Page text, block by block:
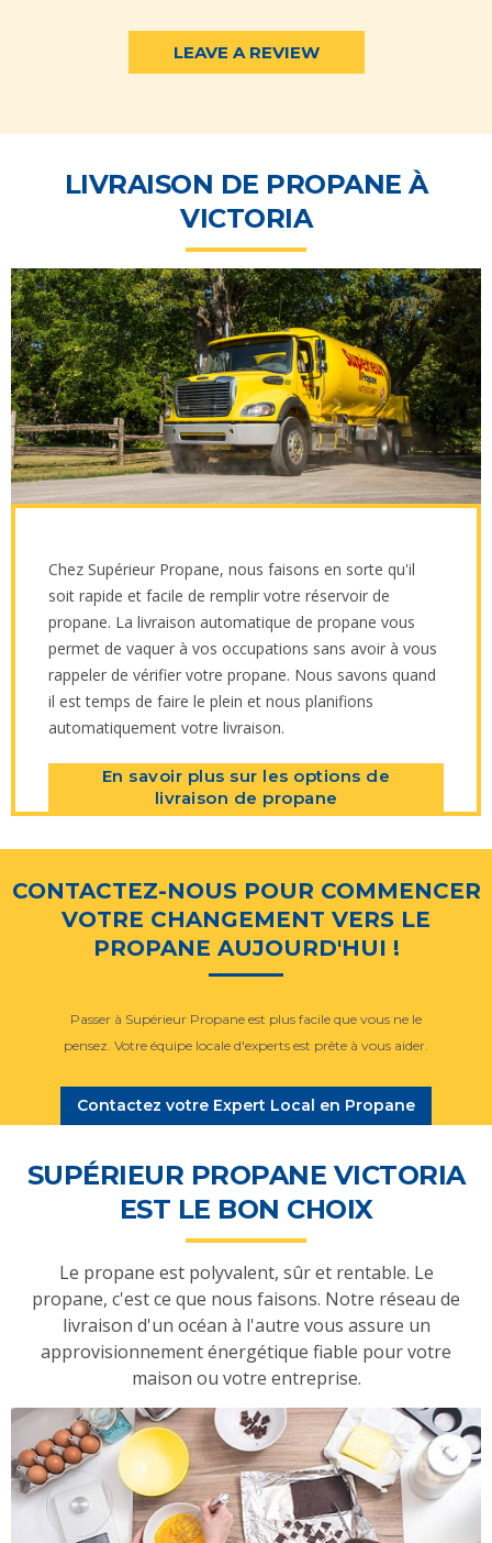
LEAVE A REVIEW
LIVRAISON DE PROPANE À
VICTORIA
Chez Supérieur Propane, nous faisons en sorte qu'il
soit rapide et facile de remplir votre réservoir de
propane. La livraison automatique de propane vous
permet de vaquer à vos occupations sans avoir à vous
rappeler de vérifier votre propane. Nous savons quand
il est temps de faire le plein et nous planifions
automatiquement votre livraison.
En savoir plus sur les options de
livraison de propane
CONTACTEZ-NOUS POUR COMMENCER
VOTRE CHANGEMENT VERS LE
PROPANE AUJOURD'HUI !
Passer à Supérieur Propane est plus facile que vous ne le
pensez. Votre équipe locale d'experts est prête à vous aider.
Contactez votre Expert Local en Propane
SUPÉRIEUR PROPANE VICTORIA
EST LE BON CHOIX
Le propane est polyvalent, sûr et rentable. Le
propane, c'est ce que nous faisons. Notre réseau de
livraison d'un océan à l'autre vous assure un
approvisionnement énergétique fiable pour votre
maison ou votre entreprise.